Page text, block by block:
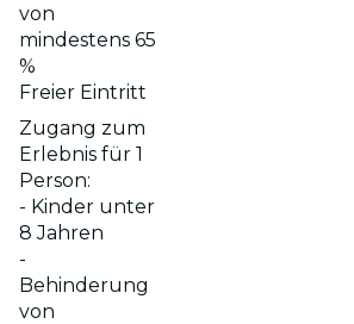
von
mindestens 65
%
Freier Eintritt
Zugang zum
Erlebnis für 1
Person:
- Kinder unter
8 Jahren
-
Behinderung
von